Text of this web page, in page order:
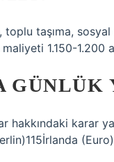
toplu taşıma,
1.150-1.200
hakkındaki karar